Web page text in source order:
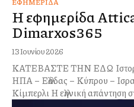
Η εφημερίδα
Dimarxos365
13 Ιουνίου 2026
ΚΑΤΕΒΑΣΤΕ ΤΗΝ ΕΔΩ Ιστορική ενεργειακή συμμαχία
ΗΠΑ – Ελλάδας – Κύπρου –
Κίμπερλι Η ελληνική